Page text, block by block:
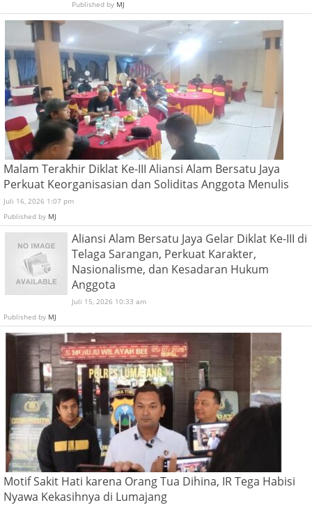
Published by MJ
Malam Terakhir Diklat Ke-III Aliansi Alam Bersatu Jaya
Perkuat Keorganisasian dan Soliditas Anggota Menulis
Juli 16, 2026 1:07 pm
Published by MJ
Aliansi Alam Bersatu Jaya Gelar Diklat Ke-III di
Telaga Sarangan, Perkuat Karakter,
Nasionalisme, dan Kesadaran Hukum
Anggota
Juli 15, 2026 10:33 am
Published by MJ
Motif Sakit Hati karena Orang Tua Dihina, IR Tega Habisi
Nyawa Kekasihnya di Lumajang